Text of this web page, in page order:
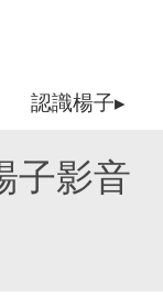
認識楊子▸
子影音